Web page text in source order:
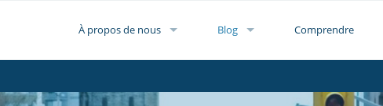
À propos de nous Blog Comprendre